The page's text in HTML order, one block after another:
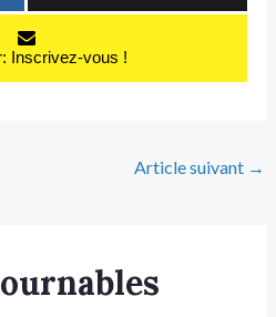
Inscrivez-vous !
Article suivant →